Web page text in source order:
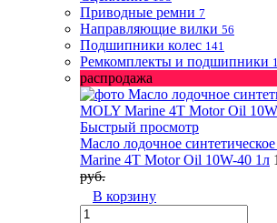
Приводные ремни 7
Направляющие вилки 56
Подшипники колес 141
Ремкомплекты и подшипники
распродажа
Быстрый просмотр
Масло лодочное
Marine 4T Motor Oil 10W-40 1л
руб.
В корзину